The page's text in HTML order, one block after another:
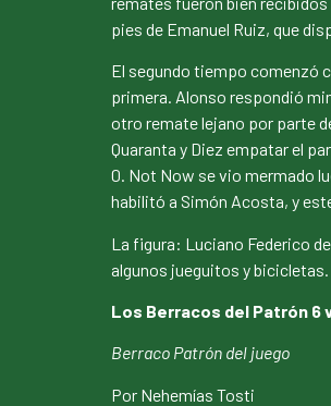
pies de Emanuel Ruiz, que
El segundo tiempo comenzó
primera. Alonso respondió
otro remate lejano por parte
Quaranta y Diez empatar el
0. Not Now se vio mermado
habilitó a Simón Acosta, y
La figura: Luciano Federico
algunos jueguitos y bicicletas.
Los Berracos del Patrón 6
Berraco Patrón del juego
Por Nehemías Tosti